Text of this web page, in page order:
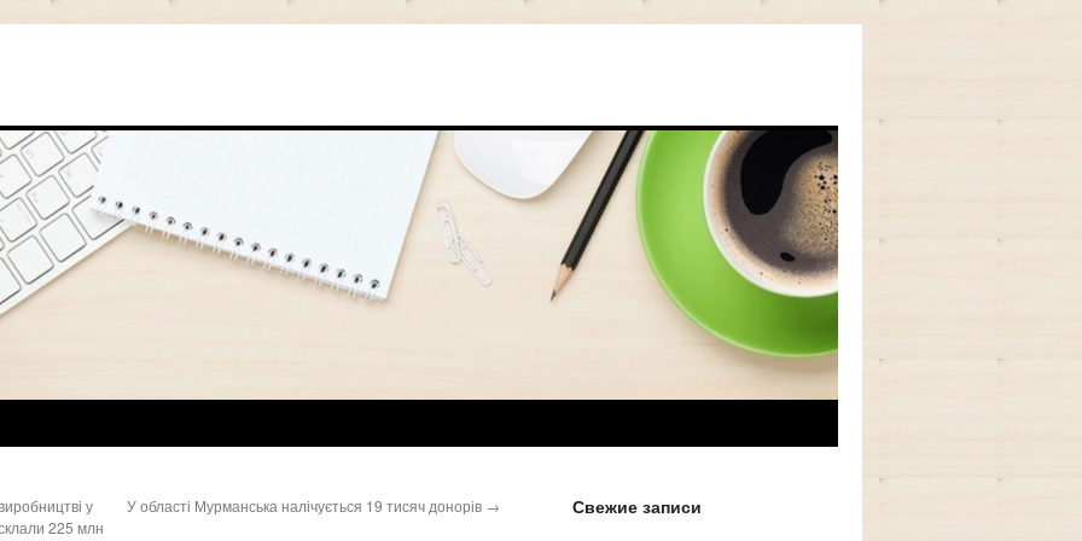
у
225 млн
У області Мурманська налічується 19 тисяч донорів → Свежие записи